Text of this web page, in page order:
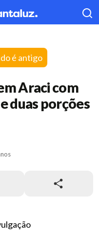
é antigo
Araci com
duas porções